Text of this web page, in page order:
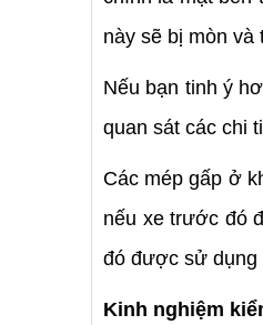
này sẽ bị mòn
Nếu bạn tinh ý
quan sát các chi
Các mép gấp ở
nếu xe trước đó
đó được sử dụng
Kinh nghiệm